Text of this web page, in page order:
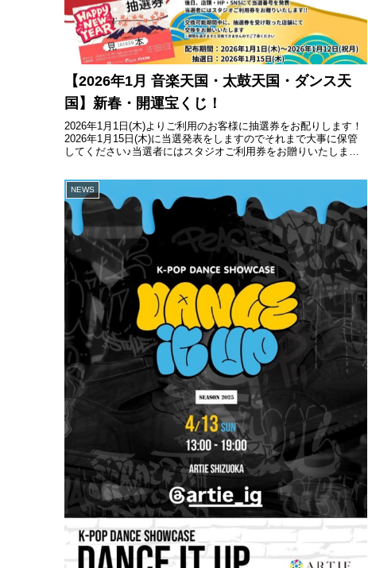
【2026年1月 音楽天国・太鼓天国・ダンス天
国】新春・開運宝くじ！
2026年1月1日(木)よりご利用のお客様に抽選券をお配りします！
2026年1月15日(木)に当選発表をしますのでそれまで大事に保管
してください♪当選者にはスタジオご利用券をお贈りいたします!!
NEWS